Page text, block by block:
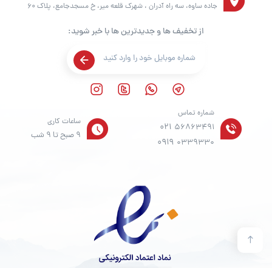
شماره تماس
021 56863491
0919 0339330
ساعات کاری
9 صبح تا 9 شب
جاده ساوه، سه راه آدران ، شهرک قلعه میر، خ مسجدجامع، پلاک 60
از تخفیف ها و جدیدترین ها با خبر شوید: